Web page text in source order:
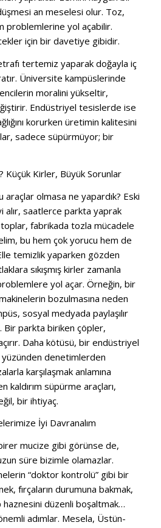
an meselesi olur. Toz,
problemlerine yol açabilir.
için bir davetiye gibidir.
tertemiz yaparak doğayla iç
Üniversite kampüslerinde
moralini yükseltir,
Endüstriyel tesislerde ise
korurken üretimin kalitesini
sadece süpürmüyor; bir
Küçük Kirler, Büyük Sorunlar
araçlar olmasa ne yapardık? Eski
alır, saatlerce parkta yaprak
fabrikada tozla mücadele
bu hem çok yorucu hem de
temizlik yaparken gözden
sıkışmış kirler zamanla
yol açar. Örneğin, bir
bozulmasına neden
sosyal medyada paylaşılır
Bir parkta biriken çöpler,
Daha kötüsü, bir endüstriyel
denetimlerden
karşılaşmak anlamına
kaldırım süpürme araçları,
bir ihtiyaç.
İyi Davranalım
mucize gibi görünse de,
süre bizimle olamazlar.
“doktor kontrolü” gibi bir
fırçaların durumuna bakmak,
düzenli boşaltmak…
adımlar. Mesela, Üstün-